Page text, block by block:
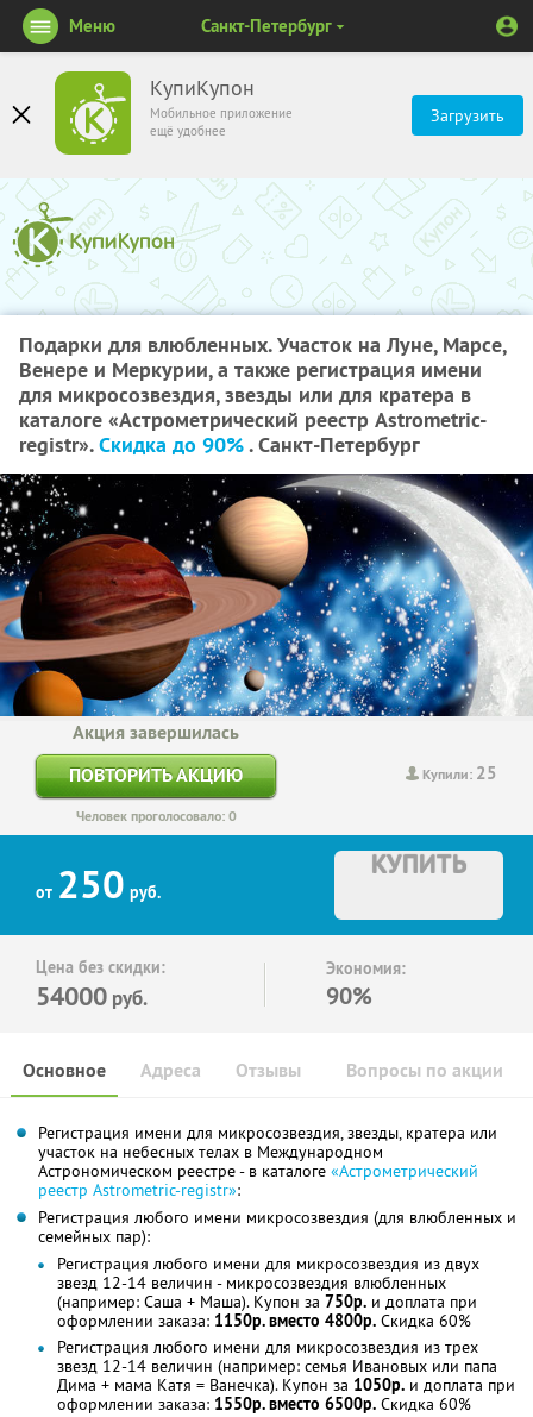
КупиКупон
Мобильное приложение
ещё удобнее
Загрузить
Меню Санкт-Петербург
Подарки для влюбленных. Участок на Луне, Марсе,
Венере и Меркурии, а также регистрация имени
для микросозвездия, звезды или для кратера в
каталоге «Астрометрический реестр Astrometric-
registr».Скидка до 90%. Санкт-Петербург
Купили: 25
Акция завершилась
ПОВТОРИТЬ АКЦИЮ
Человек проголосовало: 0
от 250 руб.
КУПИТЬ
Цена без скидки:
54000 руб.
Экономия:
90%
Основное Отзывы Вопросы по акции
Адреса
Регистрация имени для микросозвездия, звезды, кратера или
участок на небесных телах в Международном
Астрономическом реестре - в каталоге «Астрометрический
реестр Astrometric-registr»:
Регистрация любого имени микросозвездия (для влюбленных и
семейных пар):
Регистрация любого имени для микросозвездия из двух
звезд 12-14 величин - микросозвездия влюбленных
(например: Саша + Маша). Купон за 750р. и доплата при
оформлении заказа: 1150р. вместо 4800р. Скидка 60%
Регистрация любого имени для микросозвездия из трех
звезд 12-14 величин (например: семья Ивановых или папа
Дима + мама Катя = Ванечка). Купон за 1050р. и доплата при
оформлении заказа: 1550р. вместо 6500р. Скидка 60%